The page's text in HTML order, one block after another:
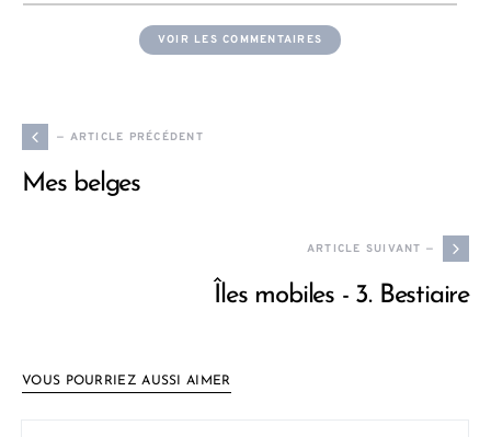
VOIR LES COMMENTAIRES
— ARTICLE PRÉCÉDENT
Mes belges
ARTICLE SUIVANT —
Îles mobiles - 3. Bestiaire
VOUS POURRIEZ AUSSI AIMER